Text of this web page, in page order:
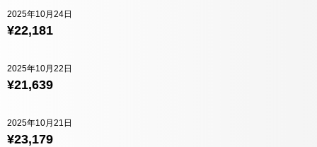
¥22,181
2025年10月24日
¥21,639
2025年10月22日
¥23,179
2025年10月21日